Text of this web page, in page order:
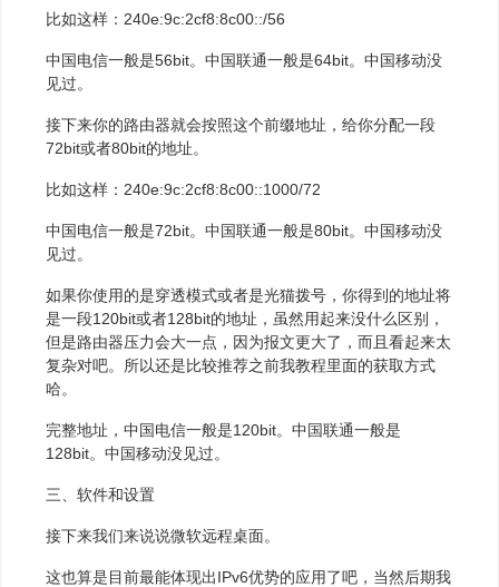
比如这样：240e:9c:2cf8:8c00::/56
中国电信一般是56bit。中国联通一般是64bit。中国移动没
见过。
接下来你的路由器就会按照这个前缀地址，给你分配一段
72bit或者80bit的地址。
比如这样：240e:9c:2cf8:8c00::1000/72
中国电信一般是72bit。中国联通一般是80bit。中国移动没
见过。
如果你使用的是穿透模式或者是光猫拨号，你得到的地址将
是一段120bit或者128bit的地址，虽然用起来没什么区别，
但是路由器压力会大一点，因为报文更大了，而且看起来太
复杂对吧。所以还是比较推荐之前我教程里面的获取方式
哈。
完整地址，中国电信一般是120bit。中国联通一般是
128bit。中国移动没见过。
三、软件和设置
接下来我们来说说微软远程桌面。
这也算是目前最能体现出IPv6优势的应用了吧，当然后期我